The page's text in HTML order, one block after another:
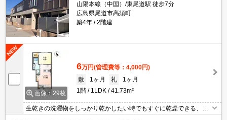
山陽本線（中国）/東尾道駅 徒歩7分
広島県尾道市高須町
築4年
2階建
画像：29枚
6万円(管理費等：4,000円)
敷
1ヶ月 礼
1ヶ月
1階
1LDK 41.73m²
生乾きの洗濯物をしっかり乾かしたい時でもすぐに乾燥できる、浴
室乾燥機付きの物件です。共用部には宅配ボックスが備え付けられ